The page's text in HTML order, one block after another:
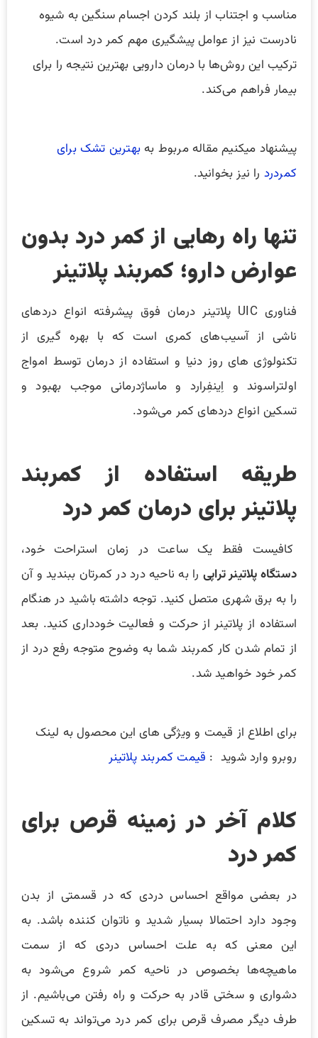
مناسب و اجتناب از بلند کردن اجسام سنگین به شیوه
نادرست نیز از عوامل پیشگیری مهم کمر درد است.
ترکیب این روش‌ها با درمان دارویی بهترین نتیجه را برای
بیمار فراهم می‌کند.
پیشنهاد میکنیم مقاله مربوط بهبهترین تشک برای
کمردرد را نیز بخوانید.
تنها راه رهایی از کمر درد بدون
عوارض دارو؛ کمربند پلاتینر
فناوری UIC پلاتینر درمان فوق پیشرفته انواع دردهای
ناشی از آسیب‌های کمری است که با بهره گیری از
تکنولوژی های روز دنیا و استفاده از درمان توسط امواج
اولتراسوند و اِینفِرارد و ماساژدرمانی موجب بهبود و
تسکین انواع دردهای کمر می‌شود.
طریقه استفاده از کمربند
پلاتینر برای درمان کمر درد
کافیست فقط یک ساعت در زمان استراحت خود،
دستگاه پلاتینر تراپی را به ناحیه درد در کمرتان ببندید و آن
را به برق شهری متصل کنید. توجه داشته باشید در هنگام
استفاده از پلاتینر از حرکت و فعالیت خودداری کنید. بعد
از تمام شدن کار کمربند شما به وضوح متوجه رفع درد از
کمر خود خواهید شد.
برای اطلاع از قیمت و ویژگی های این محصول به لینک
روبرو وارد شوید : قیمت کمربند پلاتینر
کلام آخر در زمینه قرص برای
کمر درد
در بعضی مواقع احساس دردی که در قسمتی از بدن
وجود دارد احتمالا بسیار شدید و ناتوان کننده باشد. به
این معنی که به علت احساس دردی که از سمت
ماهیچه‌ها بخصوص در ناحیه کمر شروع می‌شود به
دشواری و سختی قادر به حرکت و راه رفتن می‌باشیم. از
طرف دیگر مصرف قرص برای کمر درد می‌تواند به تسکین